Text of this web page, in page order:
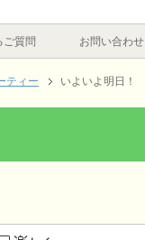
ご質問 お問い合わせ
ティー いよいよ明日！